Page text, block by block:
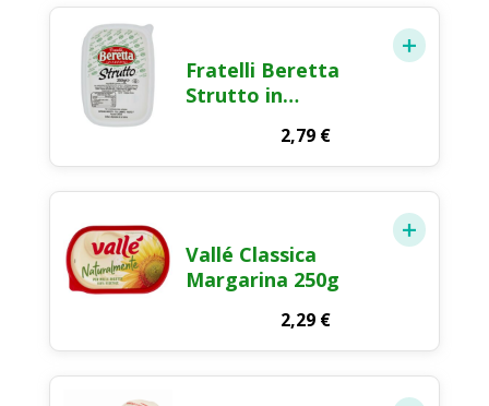
Fratelli Beretta
Strutto in
2,79 €
Vallé Classica
Margarina 250g
2,29 €